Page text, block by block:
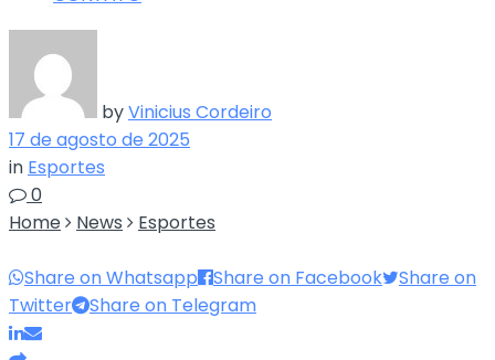
byVinicius Cordeiro
17 de agosto de 2025
in Esportes
0
Home
News Esportes
Share on Whatsapp Share on Facebook
Share on
Twitter
Share on Telegram